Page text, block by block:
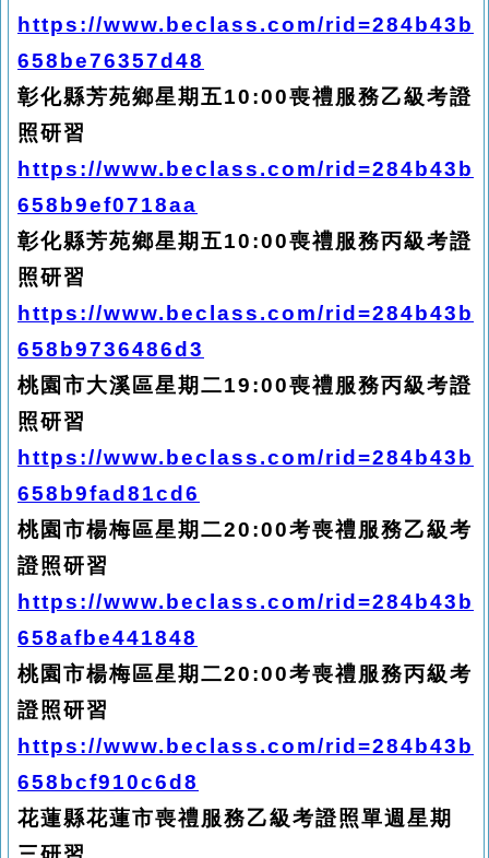
https://www.beclass.com/rid=284b43b
658be76357d48
彰化縣芳苑鄉星期五10:00喪禮服務乙級考證
照研習
https://www.beclass.com/rid=284b43b
658b9ef0718aa
彰化縣芳苑鄉星期五10:00喪禮服務丙級考證
照研習
https://www.beclass.com/rid=284b43b
658b9736486d3
桃園市大溪區星期二19:00喪禮服務丙級考證
照研習
https://www.beclass.com/rid=284b43b
658b9fad81cd6
桃園市楊梅區星期二20:00考喪禮服務乙級考
證照研習
https://www.beclass.com/rid=284b43b
658afbe441848
桃園市楊梅區星期二20:00考喪禮服務丙級考
證照研習
https://www.beclass.com/rid=284b43b
658bcf910c6d8
花蓮縣花蓮市喪禮服務乙級考證照單週星期